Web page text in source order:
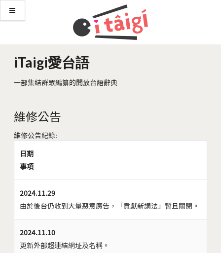
iTaigi愛台語
一部集結群眾編纂的開放台語辭典
維修公告
維修公告紀錄:
日期
事項
2024.11.29
由於後台仍收到大量惡意廣告，「貢獻新講法」暫且關閉。
2024.11.10
更新外部超連結網址及名稱。